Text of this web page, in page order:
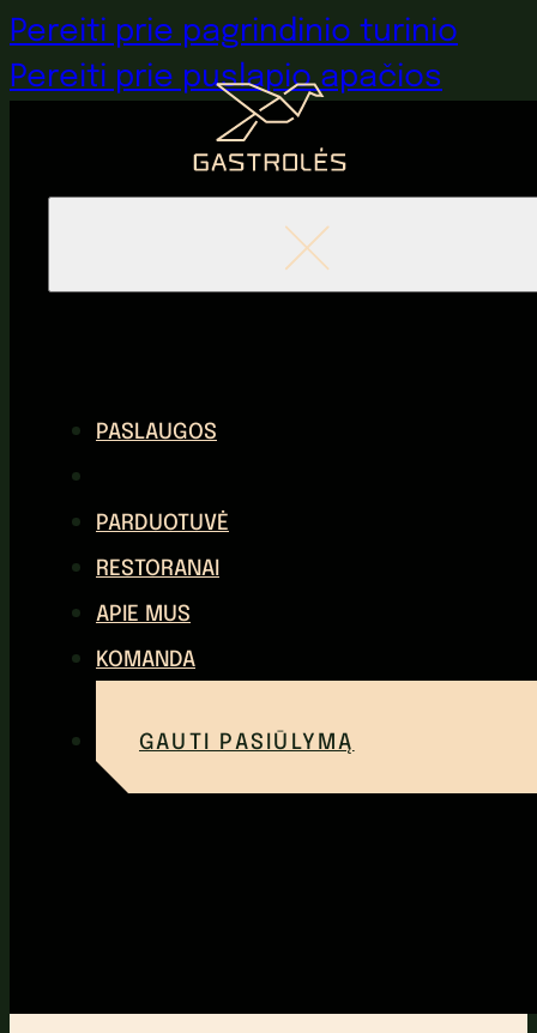
Pereiti prie pagrindinio turinio
Pereiti prie puslapio apačios
PASLAUGOS
PARDUOTUVĖ
RESTORANAI
APIE MUS
KOMANDA
GAUTI PASIŪLYMĄ